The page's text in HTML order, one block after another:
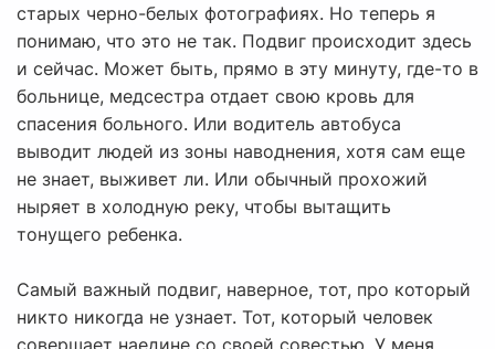
старых черно-белых фотографиях. Но теперь я
понимаю, что это не так. Подвиг происходит здесь
и сейчас. Может быть, прямо в эту минуту, где-то в
больнице, медсестра отдает свою кровь для
спасения больного. Или водитель автобуса
выводит людей из зоны наводнения, хотя сам еще
не знает, выживет ли. Или обычный прохожий
ныряет в холодную реку, чтобы вытащить
тонущего ребенка.
Самый важный подвиг, наверное, тот, про который
никто никогда не узнает. Тот, который человек